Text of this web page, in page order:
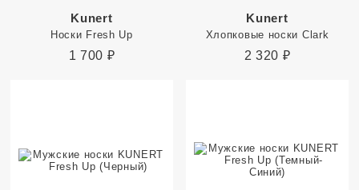
Kunert
Носки Fresh Up
1 700 ₽
Kunert
Хлопковые носки Clark
2 320 ₽